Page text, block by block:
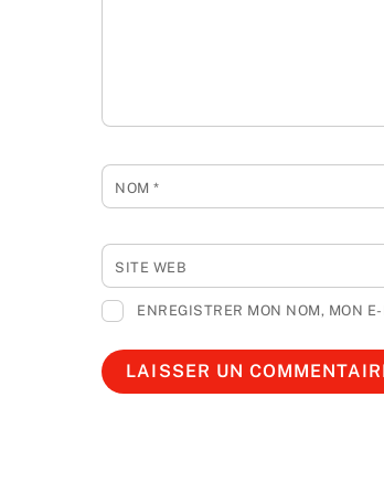
NOM*
SITE WEB
ENREGISTRER MON NOM, MON